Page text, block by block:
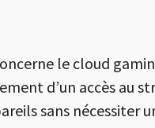
le cloud
d’un accès
sans nécessiter